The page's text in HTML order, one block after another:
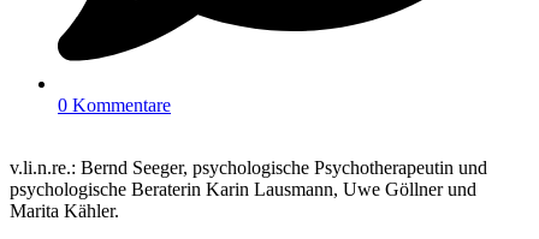
0 Kommentare
v.li.n.re.: Bernd Seeger, psychologische Psychotherapeutin und
psychologische Beraterin Karin Lausmann, Uwe Göllner und
Marita Kähler.